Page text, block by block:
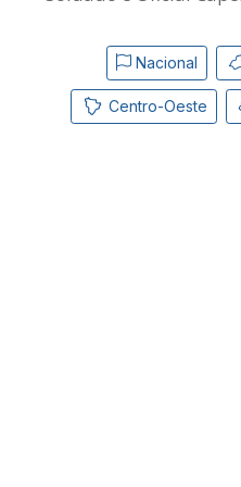
Nacional
Centro-Oeste